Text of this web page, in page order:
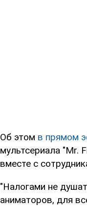
Об этом в прямом
мультсериала "Mr.
вместе с
"Налогами не
аниматоров, для